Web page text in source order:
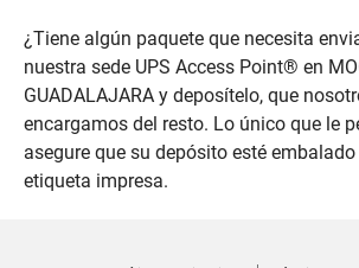
¿Tiene algún paquete que necesita
nuestra sede UPS Access Point® en
GUADALAJARA y deposítelo, que
encargamos del resto. Lo único que le
asegure que su depósito esté
etiqueta impresa.